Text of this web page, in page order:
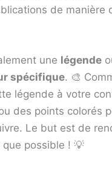
de manière
une légende
spécifique. 🎨
légende à votre
des points colorés
Le but est de
possible ! 💡